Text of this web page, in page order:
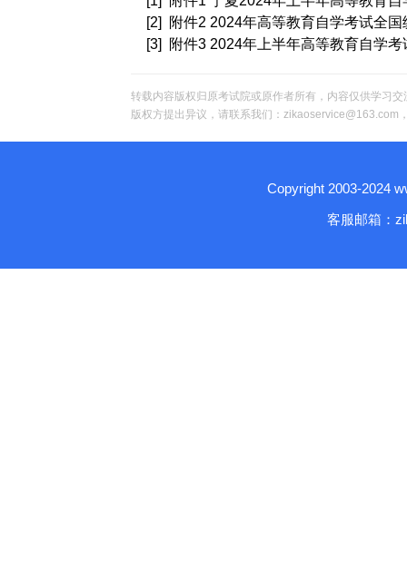
[2] 附件2 2024年高等教育自学考试全
[3] 附件3 2024年上半年高等教育自学
转载内容版权归原考试院或原作者所有，内容仅供学习
版权方提出异议，请联系我们：zikaoservice@163.com
Copyright 2003-2024
客服邮箱：